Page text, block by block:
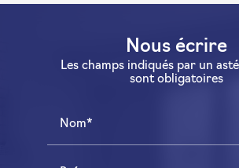
Nous écrire
Les champs indiqués par un
sont obligatoires
Nom*